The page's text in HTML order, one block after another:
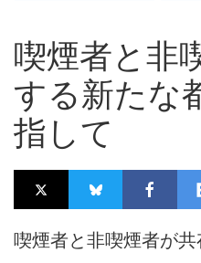
喫煙者と非
する新たな
指して
喫煙者と非喫煙者が